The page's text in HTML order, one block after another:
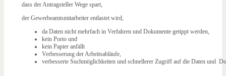
dass der Antragsteller Wege spart,
der Gewerbeamtsmitarbeiter entlastet wird,
da Daten nicht mehrfach in Verfahren und Dokumente getippt werden,
kein Porto und
kein Papier anfällt
Verbesserung der Arbeitsabläufe,
verbesserte Suchmöglichkeiten und schnellerer Zugriff auf die Daten und